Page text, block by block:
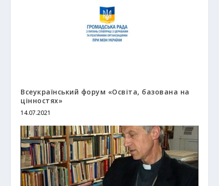
Всеукраїнський форум «Освіта, базована на
цінностях»
14.07.2021